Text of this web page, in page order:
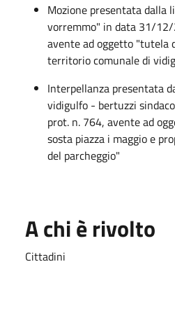
Mozione presentata dalla
vorremmo" in data 31/
avente ad oggetto "tutela
territorio comunale di
Interpellanza presentata
vidigulfo - bertuzzi
prot. n. 764, avente ad
sosta piazza i maggio e
del parcheggio"
A chi è rivolto
Cittadini